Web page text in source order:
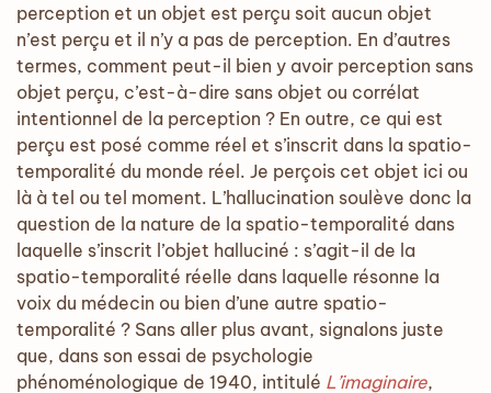
perception et un objet est perçu soit aucun objet
n’est perçu et il n’y a pas de perception. En d’autres
termes, comment peut-il bien y avoir perception sans
objet perçu, c’est-à-dire sans objet ou corrélat
intentionnel de la perception ? En outre, ce qui est
perçu est posé comme réel et s’inscrit dans la spatio-
temporalité du monde réel. Je perçois cet objet ici ou
là à tel ou tel moment. L’hallucination soulève donc la
question de la nature de la spatio-temporalité dans
laquelle s’inscrit l’objet halluciné : s’agit-il de la
spatio-temporalité réelle dans laquelle résonne la
voix du médecin ou bien d’une autre spatio-
temporalité ? Sans aller plus avant, signalons juste
que, dans son essai de psychologie
phénoménologique de 1940, intitulé L’imaginaire,